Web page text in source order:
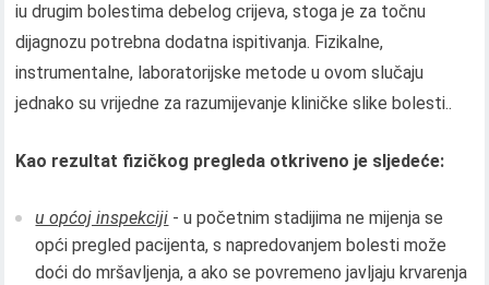
iu drugim bolestima debelog crijeva, stoga je za točnu
dijagnozu potrebna dodatna ispitivanja. Fizikalne,
instrumentalne, laboratorijske metode u ovom slučaju
jednako su vrijedne za razumijevanje kliničke slike bolesti..
Kao rezultat fizičkog pregleda otkriveno je sljedeće:
u općoj inspekciji - u početnim stadijima ne mijenja se
opći pregled pacijenta, s napredovanjem bolesti može
doći do mršavljenja, a ako se povremeno javljaju krvarenja